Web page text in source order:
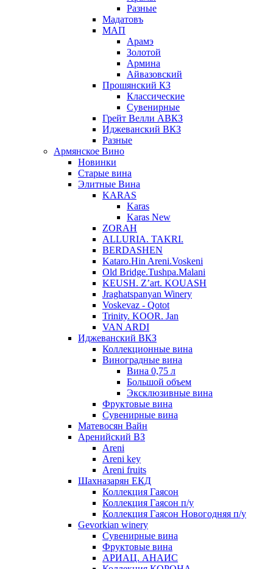
Разные
Мадатовъ
МАП
Арамэ
Золотой
Армина
Айвазовский
Прошянский КЗ
Классические
Сувенирные
Грейт Велли АВКЗ
Иджеванский ВКЗ
Разные
Армянское Вино
Новинки
Старые вина
Элитные Вина
KARAS
Karas
Karas New
ZORAH
ALLURIA. TAKRI.
BERDASHEN
Kataro.Hin Areni.Voskeni
Old Bridge.Tushpa.Malani
KEUSH. Z’art. KOUASH
Jraghatspanyan Winery
Voskevaz - Qotot
Trinity. KOOR. Jan
VAN ARDI
Иджеванский ВКЗ
Коллекционные вина
Виноградные вина
Вина 0,75 л
Большой объем
Эксклюзивные вина
Фруктовые вина
Cувенирные вина
Матевосян Вайн
Аренийский ВЗ
Areni
Areni key
Areni fruits
Шахназарян ЕКД
Коллекция Гаясон
Коллекция Гаясон п/у
Коллекция Гаясон Новогодняя п/у
Gevorkian winery
Сувенирные вина
Фруктовые вина
АРИАЦ. АНАИС